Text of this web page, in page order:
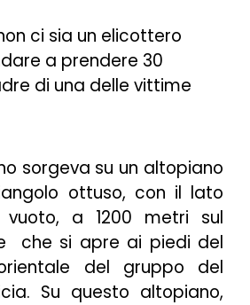
ci sia un elicottero
a prendere 30
di una delle vittime
sorgeva su un altopiano
ottuso, con il lato
vuoto, a 1200 metri sul
che si apre ai piedi del
del gruppo del
Su questo altopiano,